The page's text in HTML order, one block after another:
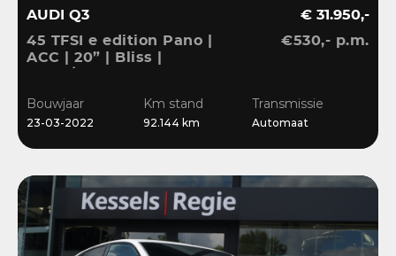
AUDI Q3
45 TFSI e edition Pano |
ACC | 20” | Bliss |
€ 31.950,-
€530,- p.m.
Bouwjaar
23-03-2022
Km stand
92.144 km
Transmissie
Automaat